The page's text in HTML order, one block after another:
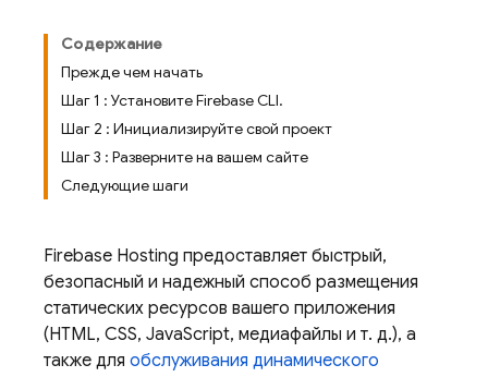
Содержание
Прежде чем начать
Шаг 1 : Установите Firebase CLI.
Шаг 2 : Инициализируйте свой проект
Шаг 3 : Разверните на вашем сайте
Следующие шаги
Firebase Hosting предоставляет быстрый,
безопасный и надежный способ размещения
статических ресурсов вашего приложения
(HTML, CSS, JavaScript, медиафайлы и т. д.), а
также для обслуживания динамического